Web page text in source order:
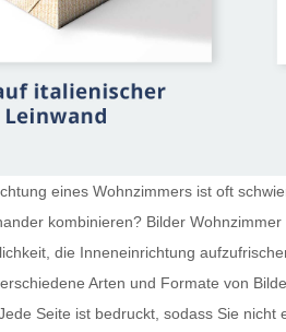
eines Wohnzimmers ist oft
kombinieren? Bilder Wohnzimmer
die Inneneinrichtung
Arten und Formate von
Seite ist bedruckt, sodass Sie